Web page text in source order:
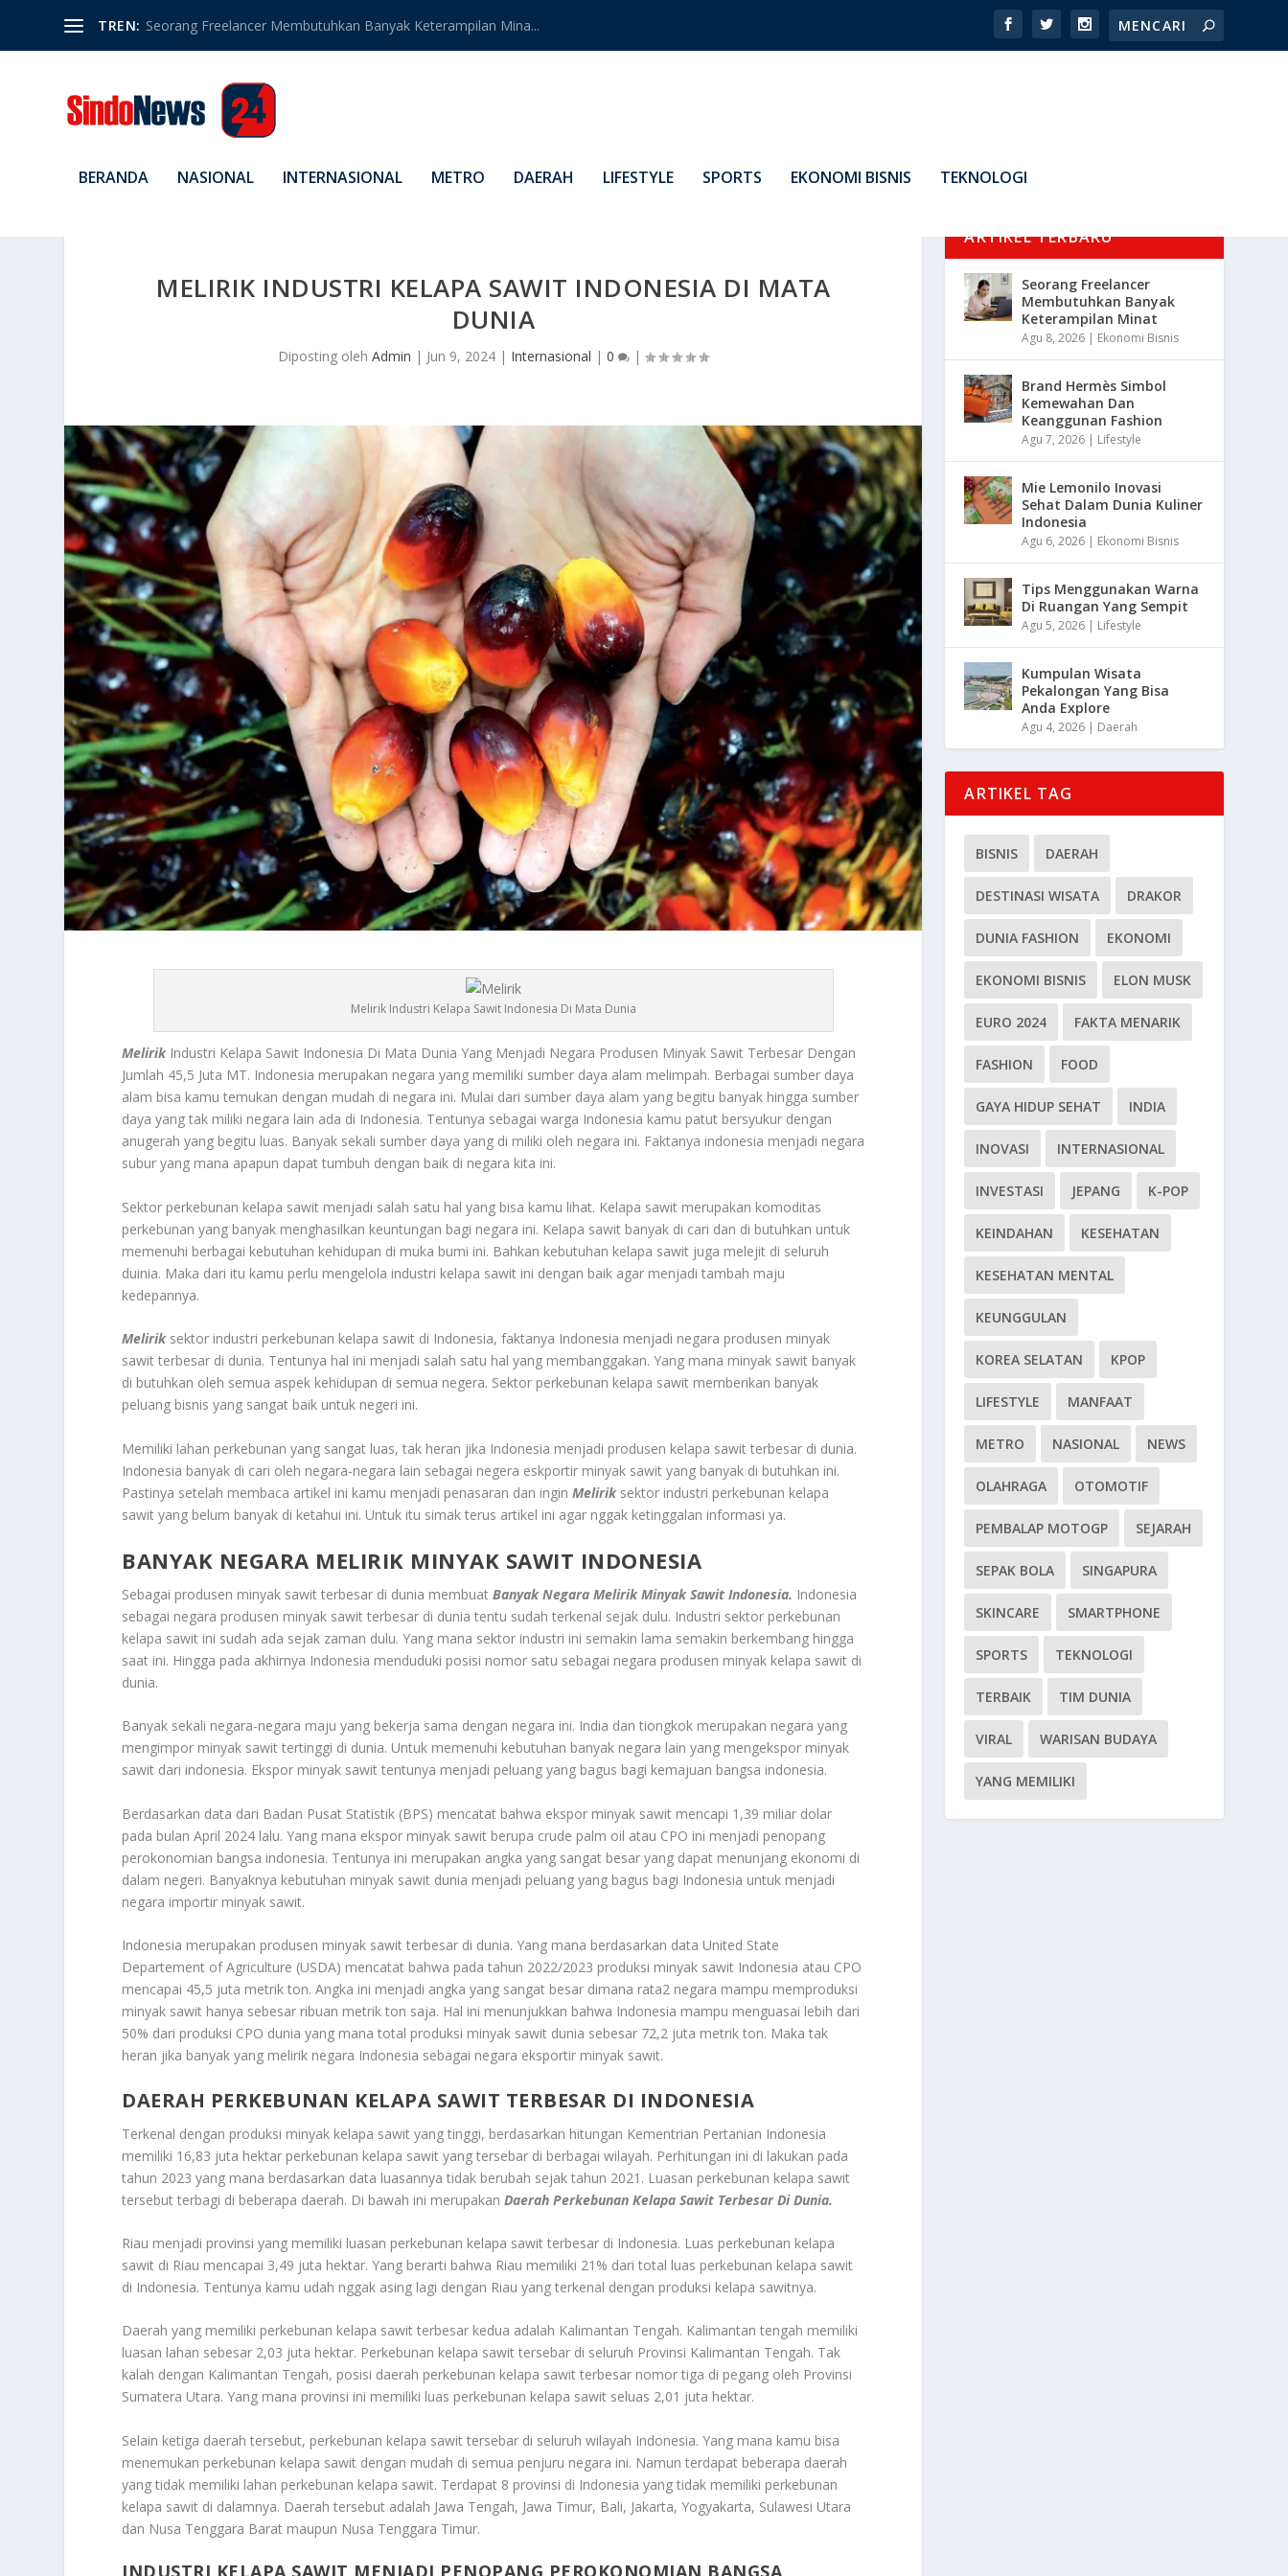
TREN: Seorang Freelancer Membutuhkan Banyak Keterampilan Mina...
BERANDA NASIONAL INTERNASIONAL METRO DAERAH LIFESTYLE SPORTS EKONOMI BISNIS TEKNOLOGI
MELIRIK INDUSTRI KELAPA SAWIT INDONESIA DI MATA
DUNIA
Diposting olehAdmin | Jun 9, 2024 | Internasional |0 |
Melirik Industri Kelapa Sawit Indonesia Di Mata Dunia
Melirik Industri Kelapa Sawit Indonesia Di Mata Dunia Yang Menjadi Negara Produsen Minyak Sawit Terbesar Dengan
Jumlah 45,5 Juta MT. Indonesia merupakan negara yang memiliki sumber daya alam melimpah. Berbagai sumber daya
alam bisa kamu temukan dengan mudah di negara ini. Mulai dari sumber daya alam yang begitu banyak hingga sumber
daya yang tak miliki negara lain ada di Indonesia. Tentunya sebagai warga Indonesia kamu patut bersyukur dengan
anugerah yang begitu luas. Banyak sekali sumber daya yang di miliki oleh negara ini. Faktanya indonesia menjadi negara
subur yang mana apapun dapat tumbuh dengan baik di negara kita ini.
Sektor perkebunan kelapa sawit menjadi salah satu hal yang bisa kamu lihat. Kelapa sawit merupakan komoditas
perkebunan yang banyak menghasilkan keuntungan bagi negara ini. Kelapa sawit banyak di cari dan di butuhkan untuk
memenuhi berbagai kebutuhan kehidupan di muka bumi ini. Bahkan kebutuhan kelapa sawit juga melejit di seluruh
duinia. Maka dari itu kamu perlu mengelola industri kelapa sawit ini dengan baik agar menjadi tambah maju
kedepannya.
Meliriksektor industri perkebunan kelapa sawit di Indonesia, faktanya Indonesia menjadi negara produsen minyak
sawit terbesar di dunia. Tentunya hal ini menjadi salah satu hal yang membanggakan. Yang mana minyak sawit banyak
di butuhkan oleh semua aspek kehidupan di semua negera. Sektor perkebunan kelapa sawit memberikan banyak
peluang bisnis yang sangat baik untuk negeri ini.
Memiliki lahan perkebunan yang sangat luas, tak heran jika Indonesia menjadi produsen kelapa sawit terbesar di dunia.
Indonesia banyak di cari oleh negara-negara lain sebagai negera eskportir minyak sawit yang banyak di butuhkan ini.
Pastinya setelah membaca artikel ini kamu menjadi penasaran dan inginMeliriksektor industri perkebunan kelapa
sawit yang belum banyak di ketahui ini. Untuk itu simak terus artikel ini agar nggak ketinggalan informasi ya.
BANYAK NEGARA MELIRIK MINYAK SAWIT INDONESIA
Sebagai produsen minyak sawit terbesar di dunia membuat Banyak Negara Melirik Minyak Sawit Indonesia. Indonesia
sebagai negara produsen minyak sawit terbesar di dunia tentu sudah terkenal sejak dulu. Industri sektor perkebunan
kelapa sawit ini sudah ada sejak zaman dulu. Yang mana sektor industri ini semakin lama semakin berkembang hingga
saat ini. Hingga pada akhirnya Indonesia menduduki posisi nomor satu sebagai negara produsen minyak kelapa sawit di
dunia.
Banyak sekali negara-negara maju yang bekerja sama dengan negara ini. India dan tiongkok merupakan negara yang
mengimpor minyak sawit tertinggi di dunia. Untuk memenuhi kebutuhan banyak negara lain yang mengekspor minyak
sawit dari indonesia. Ekspor minyak sawit tentunya menjadi peluang yang bagus bagi kemajuan bangsa indonesia.
Berdasarkan data dari Badan Pusat Statistik (BPS) mencatat bahwa ekspor minyak sawit mencapi 1,39 miliar dolar
pada bulan April 2024 lalu. Yang mana ekspor minyak sawit berupa crude palm oil atau CPO ini menjadi penopang
perokonomian bangsa indonesia. Tentunya ini merupakan angka yang sangat besar yang dapat menunjang ekonomi di
dalam negeri. Banyaknya kebutuhan minyak sawit dunia menjadi peluang yang bagus bagi Indonesia untuk menjadi
negara importir minyak sawit.
Indonesia merupakan produsen minyak sawit terbesar di dunia. Yang mana berdasarkan data United State
Departement of Agriculture (USDA) mencatat bahwa pada tahun 2022/2023 produksi minyak sawit Indonesia atau CPO
mencapai 45,5 juta metrik ton. Angka ini menjadi angka yang sangat besar dimana rata2 negara mampu memproduksi
minyak sawit hanya sebesar ribuan metrik ton saja. Hal ini menunjukkan bahwa Indonesia mampu menguasai lebih dari
50% dari produksi CPO dunia yang mana total produksi minyak sawit dunia sebesar 72,2 juta metrik ton. Maka tak
heran jika banyak yang melirik negara Indonesia sebagai negara eksportir minyak sawit.
DAERAH PERKEBUNAN KELAPA SAWIT TERBESAR DI INDONESIA
Terkenal dengan produksi minyak kelapa sawit yang tinggi, berdasarkan hitungan Kementrian Pertanian Indonesia
memiliki 16,83 juta hektar perkebunan kelapa sawit yang tersebar di berbagai wilayah. Perhitungan ini di lakukan pada
tahun 2023 yang mana berdasarkan data luasannya tidak berubah sejak tahun 2021. Luasan perkebunan kelapa sawit
tersebut terbagi di beberapa daerah. Di bawah ini merupakanDaerah Perkebunan Kelapa Sawit Terbesar Di Dunia.
Riau menjadi provinsi yang memiliki luasan perkebunan kelapa sawit terbesar di Indonesia. Luas perkebunan kelapa
sawit di Riau mencapai 3,49 juta hektar. Yang berarti bahwa Riau memiliki 21% dari total luas perkebunan kelapa sawit
di Indonesia. Tentunya kamu udah nggak asing lagi dengan Riau yang terkenal dengan produksi kelapa sawitnya.
Daerah yang memiliki perkebunan kelapa sawit terbesar kedua adalah Kalimantan Tengah. Kalimantan tengah memiliki
luasan lahan sebesar 2,03 juta hektar. Perkebunan kelapa sawit tersebar di seluruh Provinsi Kalimantan Tengah. Tak
kalah dengan Kalimantan Tengah, posisi daerah perkebunan kelapa sawit terbesar nomor tiga di pegang oleh Provinsi
Sumatera Utara. Yang mana provinsi ini memiliki luas perkebunan kelapa sawit seluas 2,01 juta hektar.
Selain ketiga daerah tersebut, perkebunan kelapa sawit tersebar di seluruh wilayah Indonesia. Yang mana kamu bisa
menemukan perkebunan kelapa sawit dengan mudah di semua penjuru negara ini. Namun terdapat beberapa daerah
yang tidak memiliki lahan perkebunan kelapa sawit. Terdapat 8 provinsi di Indonesia yang tidak memiliki perkebunan
kelapa sawit di dalamnya. Daerah tersebut adalah Jawa Tengah, Jawa Timur, Bali, Jakarta, Yogyakarta, Sulawesi Utara
dan Nusa Tenggara Barat maupun Nusa Tenggara Timur.
INDUSTRI KELAPA SAWIT MENJADI PENOPANG PEROKONOMIAN BANGSA
ARTIKEL TERBARU
Seorang Freelancer
Membutuhkan Banyak
Keterampilan Minat
Agu 8, 2026 | Ekonomi Bisnis
Brand Hermès Simbol
Kemewahan Dan
Keanggunan Fashion
Agu 7, 2026 | Lifestyle
Mie Lemonilo Inovasi
Sehat Dalam Dunia Kuliner
Indonesia
Agu 6, 2026 | Ekonomi Bisnis
Tips Menggunakan Warna
Di Ruangan Yang Sempit
Agu 5, 2026 | Lifestyle
Kumpulan Wisata
Pekalongan Yang Bisa
Anda Explore
Agu 4, 2026 | Daerah
ARTIKEL TAG
BISNIS DAERAH
DESTINASI WISATA DRAKOR
DUNIA FASHION EKONOMI
EKONOMI BISNIS ELON MUSK
EURO 2024 FAKTA MENARIK
FASHION FOOD
GAYA HIDUP SEHAT INDIA
INOVASI INTERNASIONAL
INVESTASI JEPANG K-POP
KEINDAHAN KESEHATAN
KESEHATAN MENTAL
KEUNGGULAN
KOREA SELATAN KPOP
LIFESTYLE MANFAAT
METRO NASIONAL NEWS
OLAHRAGA OTOMOTIF
PEMBALAP MOTOGP SEJARAH
SEPAK BOLA SINGAPURA
SKINCARE SMARTPHONE
SPORTS TEKNOLOGI
TERBAIK TIM DUNIA
VIRAL WARISAN BUDAYA
YANG MEMILIKI